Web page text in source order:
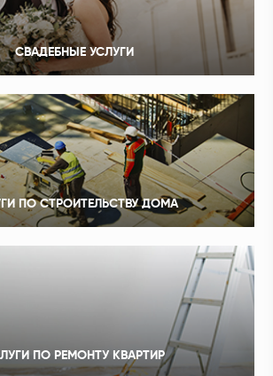
СВАДЕБНЫЕ УСЛУГИ
ПО СТРОИТЕЛЬСТВУ ДОМА
ПО РЕМОНТУ КВАРТИР